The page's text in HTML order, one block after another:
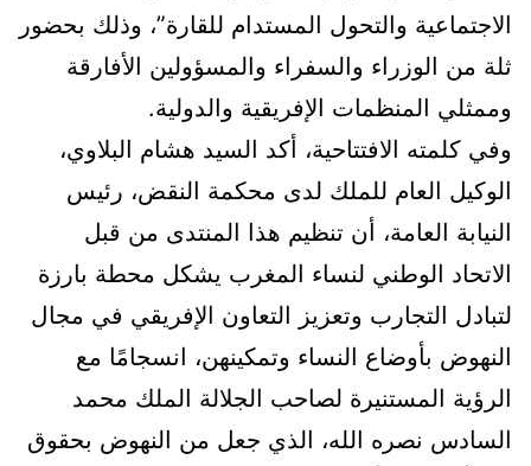
الاجتماعية والتحول المستدام للقارة”، وذلك بحضور
ثلة من الوزراء والسفراء والمسؤولين الأفارقة
وممثلي المنظمات الإفريقية والدولية.
وفي كلمته الافتتاحية، أكد السيد هشام البلاوي،
الوكيل العام للملك لدى محكمة النقض، رئيس
النيابة العامة، أن تنظيم هذا المنتدى من قبل
الاتحاد الوطني لنساء المغرب يشكل محطة بارزة
لتبادل التجارب وتعزيز التعاون الإفريقي في مجال
النهوض بأوضاع النساء وتمكينهن، انسجامًا مع
الرؤية المستنيرة لصاحب الجلالة الملك محمد
السادس نصره الله، الذي جعل من النهوض بحقوق